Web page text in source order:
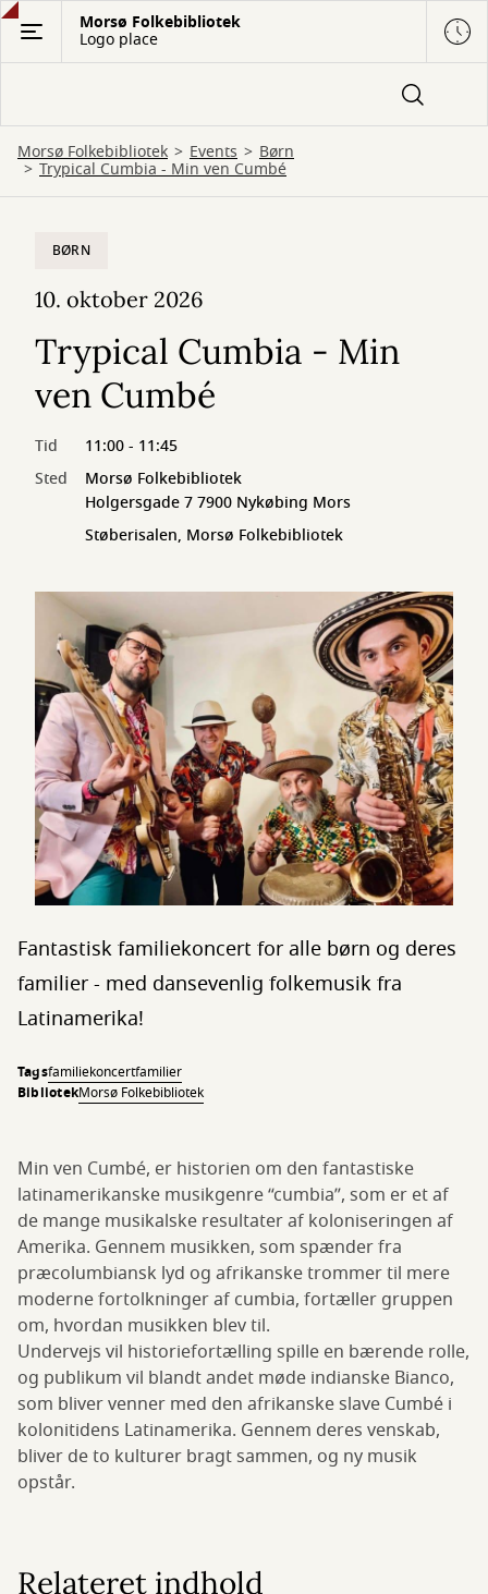
Gå
hovedindhold
Morsø Folkebibliotek
Logo place
Morsø Folkebibliotek Events Børn
Trypical Cumbia - Min ven Cumbé
BØRN
10. oktober 2026
Trypical Cumbia - Min
ven Cumbé
Tid
11:00 - 11:45
Sted
Morsø Folkebibliotek
Holgersgade 7 7900 Nykøbing Mors
Støberisalen, Morsø Folkebibliotek
Fantastisk familiekoncert for alle børn og deres
familier - med dansevenlig folkemusik fra
Latinamerika!
Tagsfamiliekoncertfamilier
BibliotekMorsø Folkebibliotek
Min ven Cumbé, er historien om den fantastiske
latinamerikanske musikgenre “cumbia”, som er et af
de mange musikalske resultater af koloniseringen af
Amerika. Gennem musikken, som spænder fra
præcolumbiansk lyd og afrikanske trommer til mere
moderne fortolkninger af cumbia, fortæller gruppen
om, hvordan musikken blev til.
Undervejs vil historiefortælling spille en bærende rolle,
og publikum vil blandt andet møde indianske Bianco,
som bliver venner med den afrikanske slave Cumbé i
kolonitidens Latinamerika. Gennem deres venskab,
bliver de to kulturer bragt sammen, og ny musik
opstår.
Relateret indhold